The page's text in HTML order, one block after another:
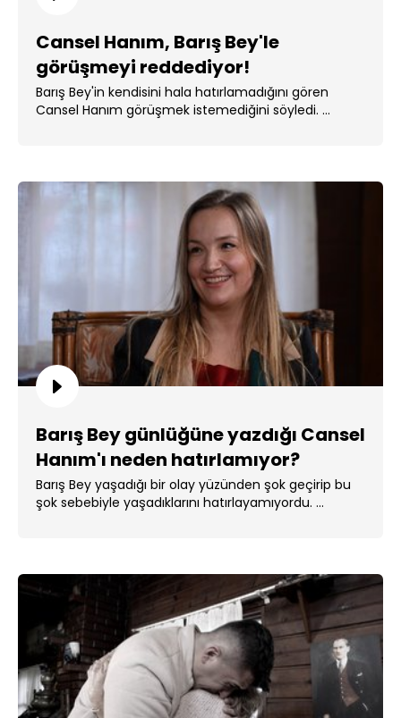
Cansel Hanım, Barış Bey'le
görüşmeyi reddediyor!
Barış Bey'in kendisini hala hatırlamadığını gören
Cansel Hanım görüşmek istemediğini söyledi. ...
Barış Bey günlüğüne yazdığı Cansel
Hanım'ı neden hatırlamıyor?
Barış Bey yaşadığı bir olay yüzünden şok geçirip bu
şok sebebiyle yaşadıklarını hatırlayamıyordu. ...